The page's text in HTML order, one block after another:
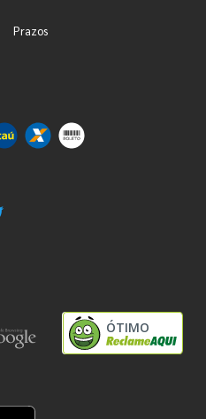
Prazos
ÓTIMO